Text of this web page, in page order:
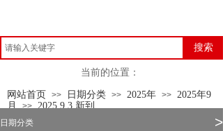
搜索
当前的位置：
网站首页 >> 日期分类 >> 2025年 >> 2025年9
月 >> 2025.9.3 新到
日期分类 >